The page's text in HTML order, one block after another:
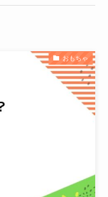
おもちゃ